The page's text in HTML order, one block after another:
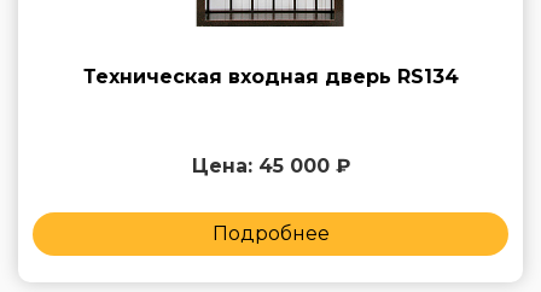
Техническая входная дверь RS134
Цена: 45 000 ₽
Подробнее